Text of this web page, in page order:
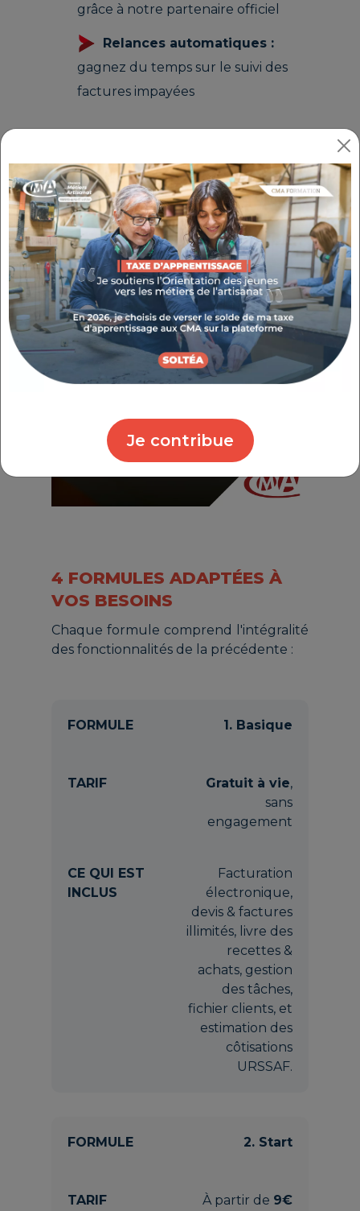
Je contribue
grâce à notre partenaire officiel
Relances automatiques :
gagnez du temps sur le suivi des
factures impayées
4 FORMULES ADAPTÉES À
VOS BESOINS
Chaque formule comprend l'intégralité
des fonctionnalités de la précédente :
1. Basique
Gratuit à vie,
sans
engagement
Facturation
électronique,
devis & factures
illimités, livre des
recettes &
achats, gestion
des tâches,
fichier clients, et
estimation des
côtisations
URSSAF.
2. Start
À partir de 9€